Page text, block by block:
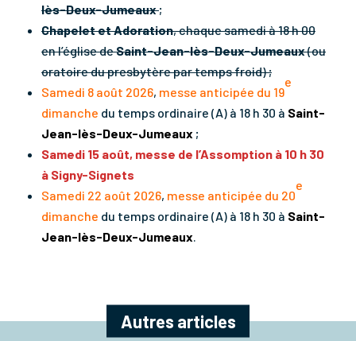
lès-Deux-Jumeaux ;
Chapelet et Adoration, chaque samedi à 18 h 00
en l’église deSaint-Jean-lès-Deux-Jumeaux(ou
oratoire du presbytère par temps froid) ;
Samedi 8 août 2026, messe anticipée du 19
e
dimanche du temps ordinaire (A) à 18 h 30 à Saint-
Jean-lès-Deux-Jumeaux ;
Samedi 15 août, messe de l’Assomption à 10 h 30
à Signy-Signets
Samedi 22 août 2026, messe anticipée du 20
e
dimanche du temps ordinaire (A) à 18 h 30 à Saint-
Jean-lès-Deux-Jumeaux.
Autres articles